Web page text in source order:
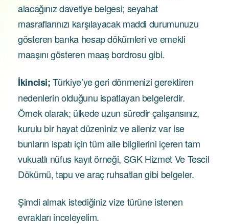
alacağınız davetiye belgesi; seyahat
masraflarınızı karşılayacak maddi durumunuzu
gösteren banka hesap dökümleri ve emekli
maaşını gösteren maaş bordrosu gibi.
İkincisi;Türkiye’ye geri dönmenizi gerektiren
nedenlerin olduğunu ispatlayan belgelerdir.
Örnek olarak; ülkede uzun süredir çalışansınız,
kurulu bir hayat düzeniniz ve aileniz var ise
bunların ispatı için tüm aile bilgilerini içeren tam
vukuatlı nüfus kayıt örneği, SGK Hizmet Ve Tescil
Dökümü, tapu ve araç ruhsatları gibi belgeler.
Şimdi almak istediğiniz vize türüne istenen
evrakları inceleyelim.